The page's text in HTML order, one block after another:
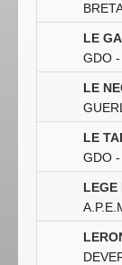
LE
GDO
LE
LE
GDO
LEGE